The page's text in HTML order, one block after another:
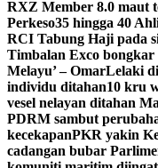
RXZ Member 8.0 maut
Perkeso35 hingga 40
RCI Tabung Haji pada
Timbalan Exco bongkar
Melayu’ – OmarLelaki
individu ditahan10 kru
vesel nelayan ditahan
PDRM sambut
kecekapanPKR yakin
cadangan bubar